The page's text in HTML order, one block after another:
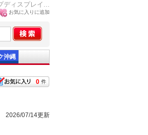
ィスプレイ...
お気に入りに追加
沖縄
0
2026/07/14更新